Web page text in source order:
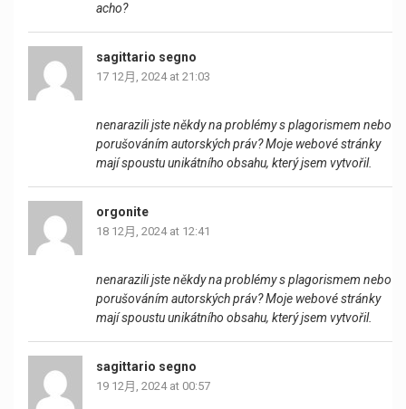
acho?
sagittario segno
17 12月, 2024 at 21:03
nenarazili jste někdy na problémy s plagorismem nebo
porušováním autorských práv? Moje webové stránky
mají spoustu unikátního obsahu, který jsem vytvořil.
orgonite
18 12月, 2024 at 12:41
nenarazili jste někdy na problémy s plagorismem nebo
porušováním autorských práv? Moje webové stránky
mají spoustu unikátního obsahu, který jsem vytvořil.
sagittario segno
19 12月, 2024 at 00:57